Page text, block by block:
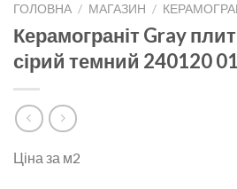
ГОЛОВНА / МАГАЗИН /
Керамограніт Gray
сірий темний 240120
Ціна за м2